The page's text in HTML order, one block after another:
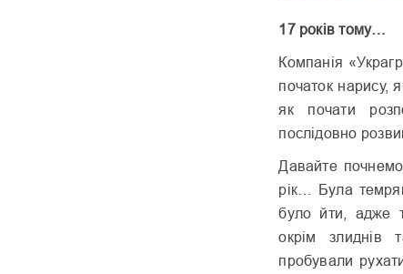
17 років тому…
Компанія
початок нарису,
як почати
послідовно
Давайте
рік… Була
було йти, адже
окрім злиднів
пробували